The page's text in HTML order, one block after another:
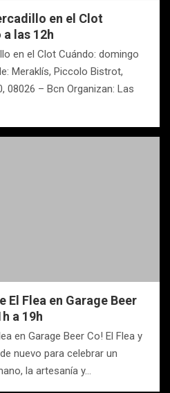
en el Clot
las 12h
en el Clot Cuándo: domingo
Meraklís, Piccolo Bistrot,
08026 – Bcn Organizan: Las
El Flea en Garage Beer
a 19h
en Garage Beer Co! El Flea y
nuevo para celebrar un
la artesanía y…